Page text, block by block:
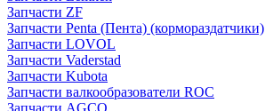
Запчасти ZF
Запчасти Penta (Пента) (кормораздатчики)
Запчасти LOVOL
Запчасти Vaderstad
Запчасти Kubota
Запчасти валкообразователи ROC
Запчасти AGCO